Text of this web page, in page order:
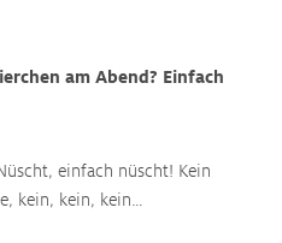
am Abend? Einfach
einfach nüscht! Kein
kein, kein, kein…